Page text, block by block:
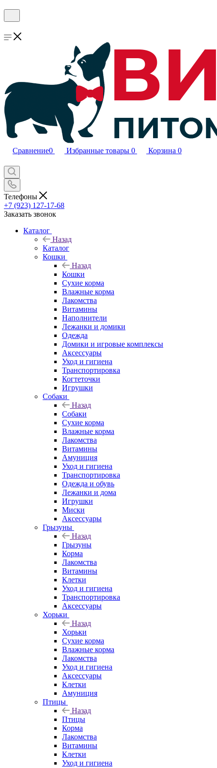
Сравнение0 Избранные товары 0 Корзина 0
Телефоны
+7 (923) 127-17-68
Заказать звонок
Каталог
Назад
Каталог
Кошки
Назад
Кошки
Сухие корма
Влажные корма
Лакомства
Витамины
Наполнители
Лежанки и домики
Одежда
Домики и игровые комплексы
Аксессуары
Уход и гигиена
Транспортировка
Когтеточки
Игрушки
Собаки
Назад
Собаки
Сухие корма
Влажные корма
Лакомства
Витамины
Амуниция
Уход и гигиена
Транспортировка
Одежда и обувь
Лежанки и дома
Игрушки
Миски
Аксессуары
Грызуны
Назад
Грызуны
Корма
Лакомства
Витамины
Клетки
Уход и гигиена
Транспортировка
Аксессуары
Хорьки
Назад
Хорьки
Сухие корма
Влажные корма
Лакомства
Уход и гигиена
Аксессуары
Клетки
Амуниция
Птицы
Назад
Птицы
Корма
Лакомства
Витамины
Клетки
Уход и гигиена